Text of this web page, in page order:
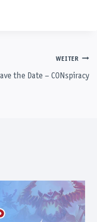
WEITER
the Date – CONspiracy